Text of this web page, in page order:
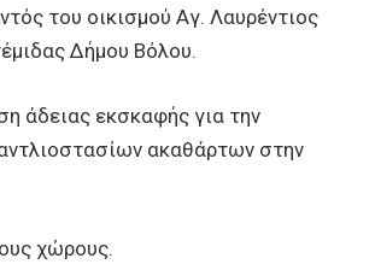
του οικισμού Αγ. Λαυρέντιος
Δήμου Βόλου.
άδειας εκσκαφής για την
ακαθάρτων στην
χώρους.